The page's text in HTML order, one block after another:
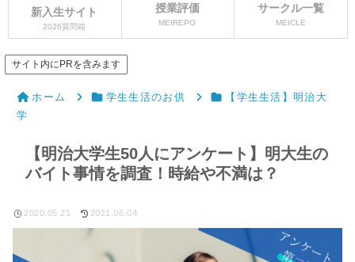
新入生サイト
2026質問箱
授業評価
MEIREPO
サークル一覧
MEICLE
サイト内にPRを含みます
ホーム 学生生活のお供
【学生生活】明治大
学
【明治大学生50人にアンケート】明大生の
バイト事情を調査！時給や不満は？
2020.05.21 2021.06.04